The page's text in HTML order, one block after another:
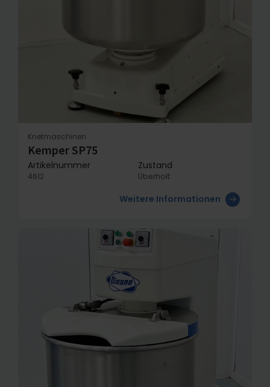
Knetmaschinen
Kemper SP75
Artikelnummer
4612
Zustand
Überholt
Weitere Informationen